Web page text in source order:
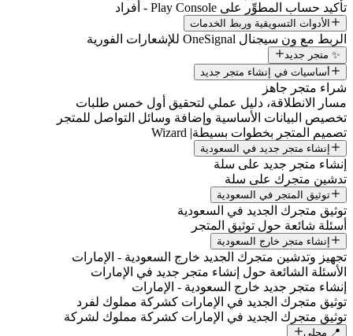
تأكيد حساب المطوِّر على Play Console - أفراد
الأدوات التسويقية وربط الخدمات
الربط مع ون سيجنال OneSignal للإشعارات الفورية
✨ متجر جديد
أساسيات في إنشاء متجر جديد
شراء متجر جاهز
مسار الانطلاقة، دليل عملي لتحقيق أول خمس طلبات
تخصيص البيانات الأساسية وإضافة وسائل التواصل للمتجر
تصميم المتجر بخطوات بسيطة| Wizard
إنشاء متجر جديد في السعودية
إنشاء متجر جديد على سلة
تدشين متجرك على سلة
توثيق المتجر في السعودية
توثيق متجرك الجديد في السعودية
أسئلة شائعة حول توثيق المتجر
إنشاء متجر خارج السعودية
تجهيز وتدشين متجرك الجديد خارج السعودية - الإمارات
الأسئلة الشائعة حول إنشاء متجر جديد في الإمارات
إنشاء متجر جديد خارج السعودية - الإمارات
توثيق متجرك الجديد في الإمارات كشركة مملوك لفرد
توثيق متجرك الجديد في الإمارات كشركة مملوك لشركة
📍 محلي